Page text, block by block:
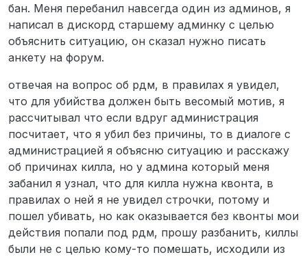
бан. Меня перебанил навсегда один из админов, я
написал в дискорд старшему админку с целью
объяснить ситуацию, он сказал нужно писать
анкету на форум.
отвечая на вопрос об рдм, в правилах я увидел,
что для убийства должен быть весомый мотив, я
рассчитывал что если вдруг администрация
посчитает, что я убил без причины, то в диалоге с
администрацией я объясню ситуацию и расскажу
об причинах килла, но у админа который меня
забанил я узнал, что для килла нужна квонта, в
правилах о ней я не увидел строчки, потому и
пошел убивать, но как оказывается без квонты мои
действия попали под рдм, прошу разбанить, киллы
были не с целью кому-то помешать, исходили из